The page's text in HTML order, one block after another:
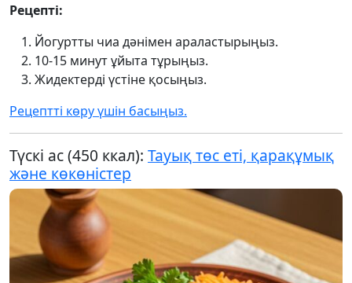
Рецепті:
Йогуртты чиа дәнімен араластырыңыз.
10-15 минут ұйыта тұрыңыз.
Жидектерді үстіне қосыңыз.
Рецептті көру үшін басыңыз.
Түскі ас (450 ккал): Тауық төс еті, қарақұмық
және көкөністер